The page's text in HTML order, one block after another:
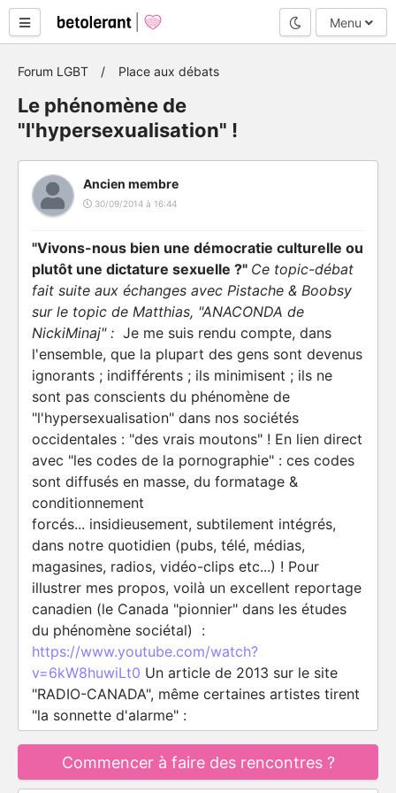
Mode nuit
Menu
Forum LGBT Place aux débats
Le phénomène de
"l'hypersexualisation" !
Ancien membre
30/09/2014 à 16:44
"Vivons-nous bien une démocratie culturelle ou
plutôt une dictature sexuelle ?" Ce topic-débat
fait suite aux échanges avec Pistache & Boobsy
sur le topic de Matthias, "ANACONDA de
NickiMinaj" : Je me suis rendu compte, dans
l'ensemble, que la plupart des gens sont devenus
ignorants ; indifférents ; ils minimisent ; ils ne
sont pas conscients du phénomène de
"l'hypersexualisation" dans nos sociétés
occidentales : "des vrais moutons" ! En lien direct
avec "les codes de la pornographie" : ces codes
sont diffusés en masse, du formatage &
conditionnement
forcés... insidieusement, subtilement intégrés,
dans notre quotidien (pubs, télé, médias,
magasines, radios, vidéo-clips etc...) ! Pour
illustrer mes propos, voilà un excellent reportage
canadien (le Canada "pionnier" dans les études
du phénomène sociétal) :
https://www.youtube.com/watch?
v=6kW8huwiLt0 Un article de 2013 sur le site
"RADIO-CANADA", même certaines artistes tirent
"la sonnette d'alarme" :
Commencer à faire des rencontres ?